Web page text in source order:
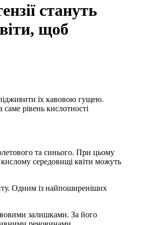
стануть
щоб
їх кавовою гущею.
рівень кислотності
та синього. При цьому
середовищі квіти можуть
Одним із найпоширеніших
залишками. За його